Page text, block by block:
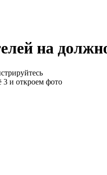
на
3 и откроем фото